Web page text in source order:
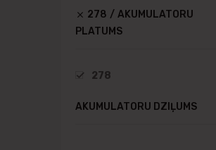
278
AKUMULATORU
PLATUMS
278
AKUMULATORU DZIĻUMS